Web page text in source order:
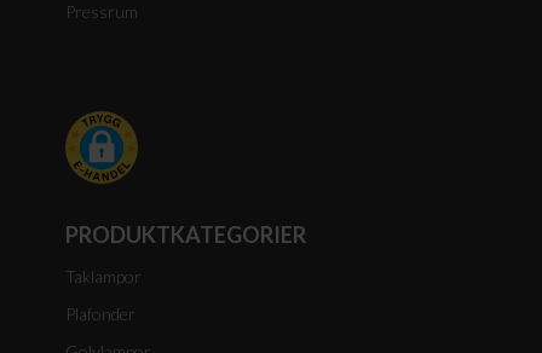
Pressrum
PRODUKTKATEGORIER
Taklampor
Plafonder